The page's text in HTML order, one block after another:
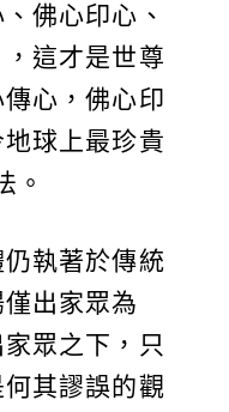
佛心印心、
這才是世尊
心，佛心印
球上最珍貴
。
執著於傳統
出家眾為
眾之下，只
其謬誤的觀